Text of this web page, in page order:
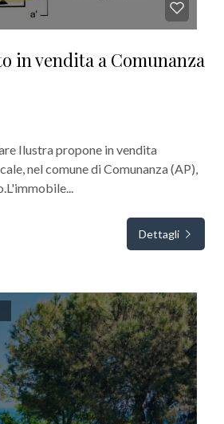
in vendita a Comunanza
Ilustra propone in vendita
nel comune di Comunanza (AP),
Dettagli